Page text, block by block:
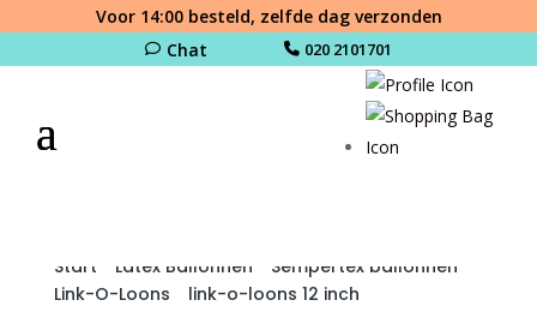
Voor 14:00 besteld, zelfde dag verzonden
Chat
020 2101701
Start Latex Ballonnen Sempertex ballonnen
Link-O-Loons
link-o-loons 12 inch